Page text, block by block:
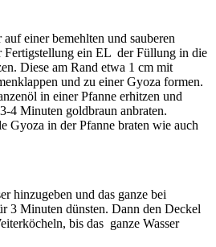
einer bemehlten und sauberen
Fertigstellung ein EL der Füllung in die
Diese am Rand etwa 1 cm mit
und zu einer Gyoza formen.
in einer Pfanne erhitzen und
4 Minuten goldbraun anbraten.
Gyoza in der Pfanne braten wie auch
hinzugeben und das ganze bei
3 Minuten dünsten. Dann den Deckel
bis das ganze Wasser